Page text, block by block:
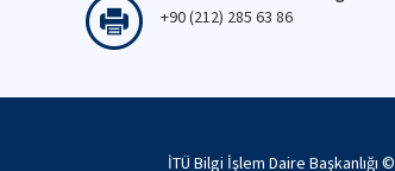
+90 (212) 285 63 86
İTÜ Bilgi İşlem Daire Başkanlığı ©